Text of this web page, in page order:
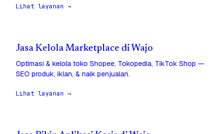
Lihat layanan →
Jasa Kelola Marketplace di Wajo
Optimasi & kelola toko Shopee, Tokopedia, TikTok Shop —
SEO produk, iklan, & naik penjualan.
Lihat layanan →